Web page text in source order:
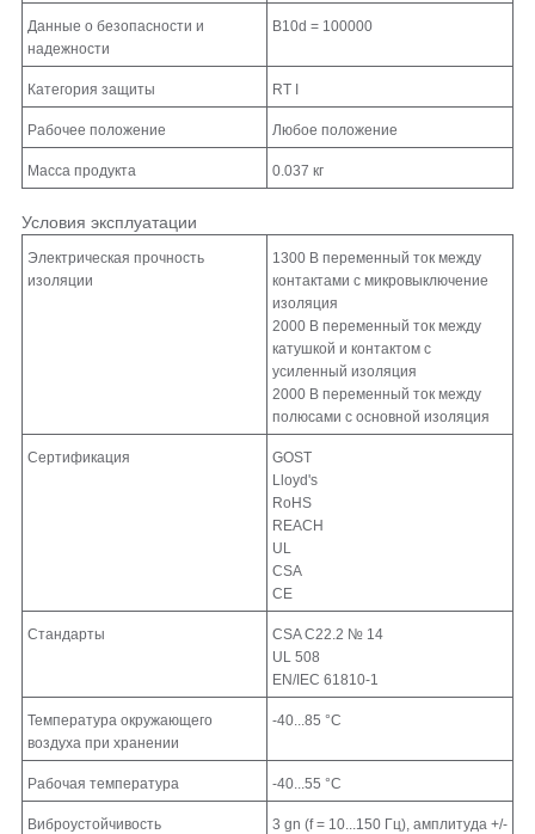
Данные о безопасности и
надежности
B10d = 100000
Категория защиты RT I
Рабочее положение Любое положение
Масса продукта 0.037 кг
Условия эксплуатации
Электрическая прочность
изоляции
1300 В переменный ток между
контактами с микровыключение
изоляция
2000 В переменный ток между
катушкой и контактом с
усиленный изоляция
2000 В переменный ток между
полюсами с основной изоляция
Сертификация
GOST
Lloyd's
RoHS
REACH
UL
CSA
CE
Стандарты
CSA C22.2 № 14
UL 508
EN/IEC 61810-1
Температура окружающего
воздуха при хранении
-40...85 °C
Рабочая температура -40...55 °C
Виброустойчивость
3 gn (f = 10...150 Гц), амплитуда +/-